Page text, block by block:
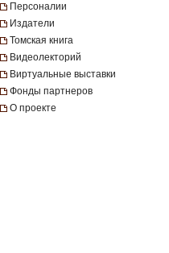
Персоналии
Издатели
Томская книга
Видеолекторий
Виртуальные выставки
Фонды партнеров
О проекте